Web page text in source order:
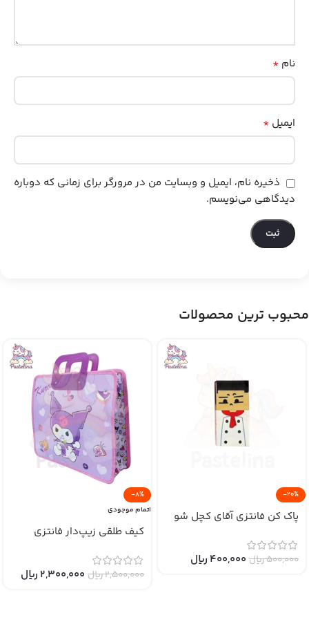
نام *
ایمیل *
ذخیره نام، ایمیل و وبسایت من در مرورگر برای زمانی که دوباره
دیدگاهی می‌نویسم.
محبوب ترین محصولات
-20%
پاک کن فانتزی آقای کچل شو
500,000﷼ 400,000 ﷼
-8%
اتمام موجودی
کیف طلقی زیپ‌دار فانتزی
2,500,000﷼ 2,300,000 ﷼